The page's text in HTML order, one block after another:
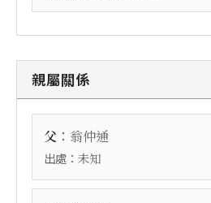
親屬關係
父 ： 翁仲通
出處： 未知